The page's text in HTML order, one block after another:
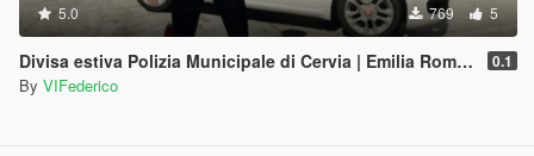
5.0 769 5
Divisa estiva Polizia Municipale di Cervia | Emilia Romagna Reskin 0.1
By VIFederico